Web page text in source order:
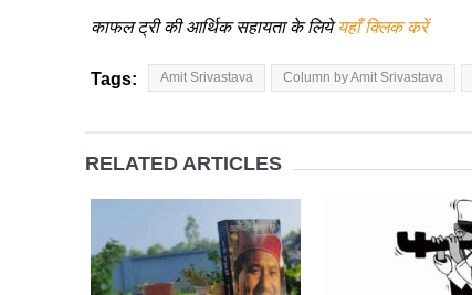
काफल ट्री की आर्थिक सहायता के लियेयहाँ क्लिक करें
Tags: Amit Srivastava Column by Amit Srivastava
RELATED ARTICLES